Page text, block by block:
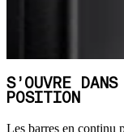
S’OUVRE
POSITION
Les barres en continu